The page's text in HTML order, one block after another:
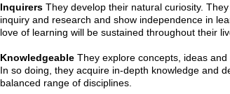
InquirersThey develop their natural curiosity.
inquiry and research and show independence in
love of learning will be sustained throughout their
KnowledgeableThey explore concepts, ideas and
In so doing, they acquire in-depth knowledge and
balanced range of disciplines.